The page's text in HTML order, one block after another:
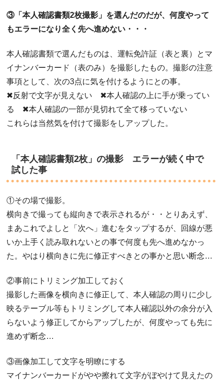
③「本人確認書類2枚撮影」を選んだのだが、何度やって
もエラーになり全く先へ進めない・・・
本人確認書類で選んだものは、運転免許証（表と裏）とマ
イナンバーカード（表のみ）を撮影したもの。撮影の注意
事項として、次の3点に気を付けるようにとの事。
✖反射で文字が見えない ✖本人確認の上に手が乗ってい
る ✖本人確認の一部が見切れて全て移っていない
これらは当然気を付けて撮影をしアップした。
「本人確認書類2枚」の撮影 エラーが続く中で
試した事
①その場で撮影。
横向きで撮っても縦向きで表示されるが・・とりあえず、
まあこれでよしと「次へ」進むをタップするが、回線が悪
いか上手く読み取れないとの事で何度も先へ進めなかっ
た。やはり横向きに先に修正すべきとの事かと思い断念…
②事前にトリミング加工しておく
撮影した画像を横向きに修正して、本人確認の周りに少し
映るテーブル等もトリミングして本人確認以外の余分が入
らないよう修正してからアップしたが、何度やっても先に
進めず断念…
③画像加工して文字を明瞭にする
マイナンバーカードがやや擦れて文字がぼやけて見えたの